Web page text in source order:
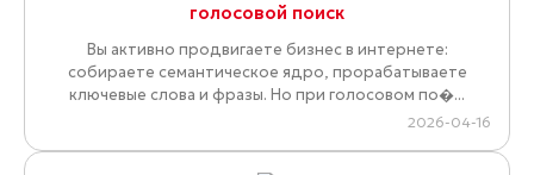
голосовой поиск
Вы активно продвигаете бизнес в интернете:
собираете семантическое ядро, прорабатываете
ключевые слова и фразы. Но при голосовом по�...
2026-04-16